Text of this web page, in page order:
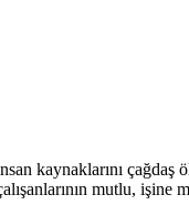
kaynaklarını çağdaş
mutlu,